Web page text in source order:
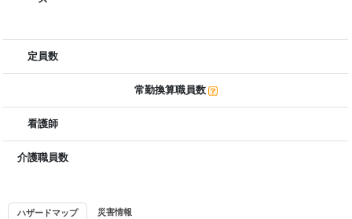
定員数
常勤換算職員数
看護師
介護職員数
ハザードマップ 災害情報